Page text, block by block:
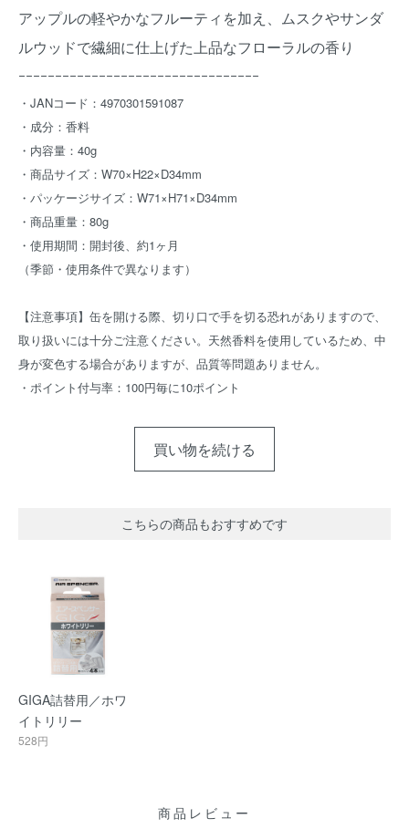
アップルの軽やかなフルーティを加え、ムスクやサンダ
ルウッドで繊細に仕上げた上品なフローラルの香り
ｰｰｰｰｰｰｰｰｰｰｰｰｰｰｰｰｰｰｰｰｰｰｰｰｰｰｰｰｰｰｰｰｰ
・JANコード：4970301591087
・成分：香料
・内容量：40g
・商品サイズ：W70×H22×D34mm
・パッケージサイズ：W71×H71×D34mm
・商品重量：80g
・使用期間：開封後、約1ヶ月
（季節・使用条件で異なります）
【注意事項】缶を開ける際、切り口で手を切る恐れがありますので、
取り扱いには十分ご注意ください。天然香料を使用しているため、中
身が変色する場合がありますが、品質等問題ありません。
・ポイント付与率：100円毎に10ポイント
買い物を続ける
こちらの商品もおすすめです
GIGA詰替用／ホワ
イトリリー
528円
商品レビュー